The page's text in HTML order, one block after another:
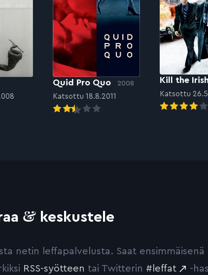
Quid Pro Quo 2008
Katsottu 18.8.2011
Kill the
Katsottu
& keskustele
netin leffapalvelusta. Saat ensimmäisenä
RSS-syötteen tai Twitterin #leffat -